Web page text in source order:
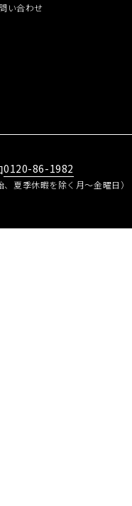
い合わせ
0120-86-1982
、夏季休暇を除く月～金曜日）